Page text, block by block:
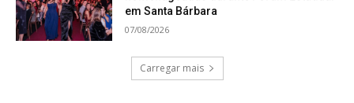
em Santa Bárbara
07/08/2026
Carregar mais